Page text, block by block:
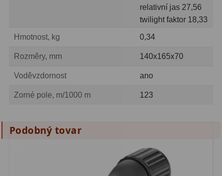
relativní jas 27,56
twilight faktor 18,33
Hmotnost, kg 0,34
Rozměry, mm 140x165x70
Voděvzdornost ano
Zorné pole, m/1000 m 123
Podobný tovar